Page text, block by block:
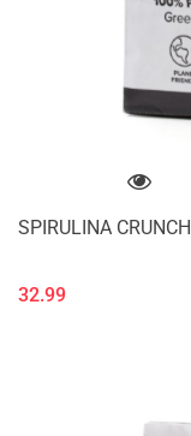
SPIRULINA
32.99